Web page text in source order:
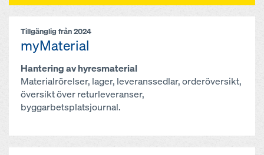
Tillgänglig från 2024
myMaterial
Hantering av hyresmaterial
Materialrörelser, lager, leveranssedlar, orderöversikt,
översikt över returleveranser,
byggarbetsplatsjournal.